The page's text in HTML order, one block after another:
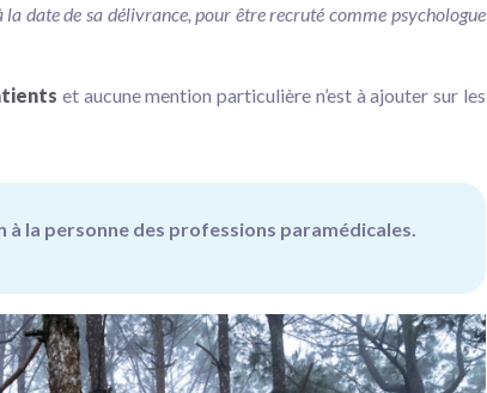
date de sa délivrance, pour être recruté comme psychologue
et aucune mention particulière n’est à ajouter sur les
à la personne des professions paramédicales.